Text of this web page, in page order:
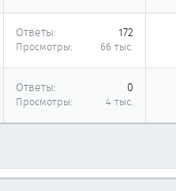
Ответы 172
Просмотры 66 тыс.
Ответы 0
Просмотры 4 тыс.